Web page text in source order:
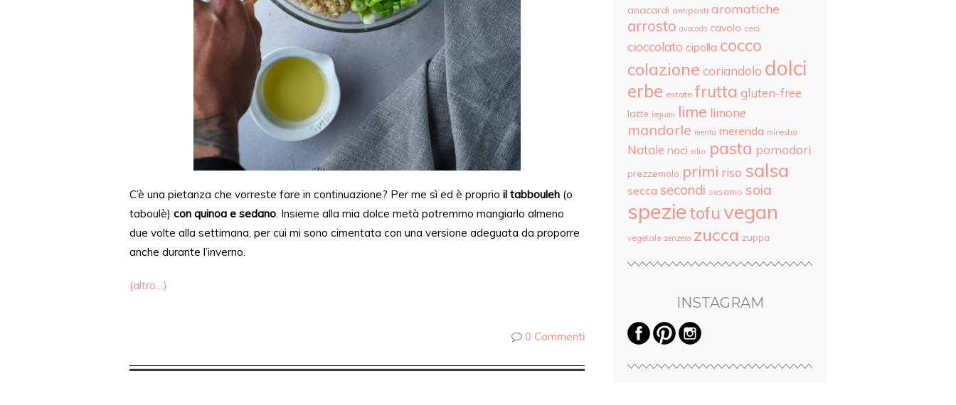
C’è una pietanza che vorreste fare in continuazione? Per me sì ed è proprio il tabbouleh (o
taboulè) con quinoa e sedano. Insieme alla mia dolce metà potremmo mangiarlo almeno
due volte alla settimana, per cui mi sono cimentata con una versione adeguata da proporre
anche durante l’inverno.
(altro…)
0 Commenti
anacardi antipasti aromatiche
arrosto avocado cavolo ceci
cioccolato cipolla cocco
colazione coriandolo dolci
erbe estate frutta gluten-free
latte legumi lime limone
mandorle menta merenda minestra
Natale noci olio pasta pomodori
prezzemolo primi riso salsa
secca secondi sesamo soia
spezietofu vegan
vegetale zenzero zucca zuppa
INSTAGRAM